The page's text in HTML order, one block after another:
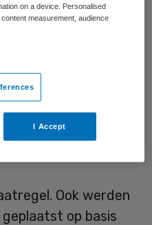
vaak met de
druk gezet om
op te
kunnen
Ook werden
op basis
on a device. Personalised
measurement, audience
I Accept